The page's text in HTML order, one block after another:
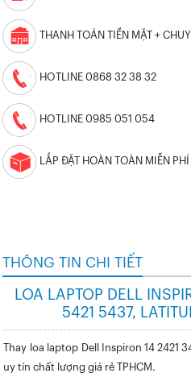
THANH TOÁN TIỀN MẶT +
HOTLINE 0868 32 38 32
HOTLINE 0985 051 054
LẮP ĐẶT HOÀN TOÀN MIỄN PHÍ
THÔNG TIN CHI TIẾT
LOA LAPTOP DELL
5421 5437,
Thay loa laptop Dell Inspiron 14 2421
uy tín chất lượng giá rẻ TPHCM.